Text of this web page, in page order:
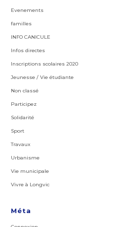
Evenements
familles
INFO CANICULE
Infos directes
Inscriptions scolaires 2020
Jeunesse / Vie étudiante
Non classé
Participez
Solidarité
Sport
Travaux
Urbanisme
Vie municipale
Vivre à Longvic
Méta